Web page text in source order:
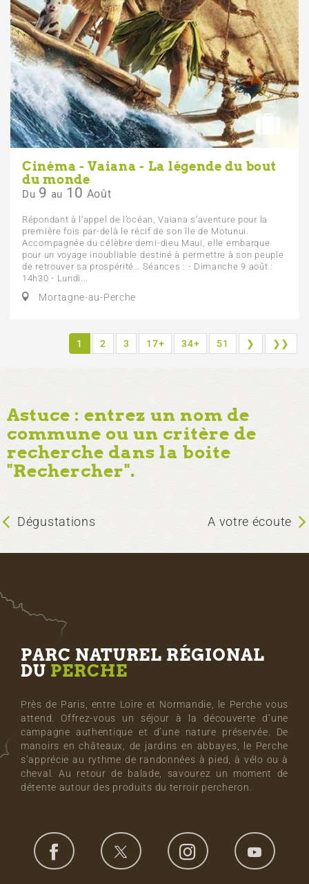
Cinéma - Vaiana - La légende du bout
du monde
Du 9 au 10 Août
Répondant à l’appel de l’océan, Vaiana s’aventure pour la
première fois par-delà le récif de son île de Motunui.
Accompagnée du célèbre demi-dieu Maui, elle embarque
pour un voyage inoubliable destiné à permettre à son peuple
de retrouver sa prospérité… Séances : - Dimanche 9 août :
14h30 - Lundi...
Mortagne-au-Perche
1 2 3 17+ 34+ 51 ❯ ❯❯
Astuce : entrez un nom de
commune ou un critère de
recherche dans la boite
"Rechercher".
Dégustations A votre écoute
PARC NATUREL RÉGIONAL
DU PERCHE
Près de Paris, entre Loire et Normandie, le Perche vous
attend. Offrez-vous un séjour à la découverte d’une
campagne authentique et d’une nature préservée. De
manoirs en châteaux, de jardins en abbayes, le Perche
s’apprécie au rythme de randonnées à pied, à vélo ou à
cheval. Au retour de balade, savourez un moment de
détente autour des produits du terroir percheron.